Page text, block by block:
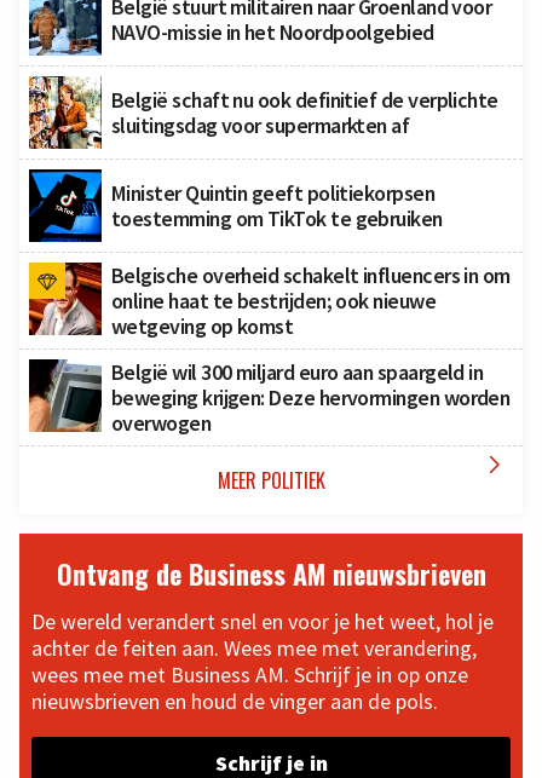
België stuurt militairen naar Groenland voor
NAVO-missie in het Noordpoolgebied
België schaft nu ook definitief de verplichte
sluitingsdag voor supermarkten af
Minister Quintin geeft politiekorpsen
toestemming om TikTok te gebruiken
Belgische overheid schakelt influencers in om
online haat te bestrijden; ook nieuwe
wetgeving op komst
België wil 300 miljard euro aan spaargeld in
beweging krijgen: Deze hervormingen worden
overwogen
MEER POLITIEK 
Ontvang de Business AM nieuwsbrieven
De wereld verandert snel en voor je het weet, hol je
achter de feiten aan. Wees mee met verandering,
wees mee met Business AM. Schrijf je in op onze
nieuwsbrieven en houd de vinger aan de pols.
Schrijf je in